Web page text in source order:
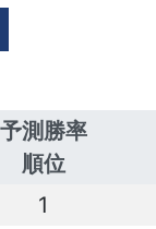
予測勝率
順位
1